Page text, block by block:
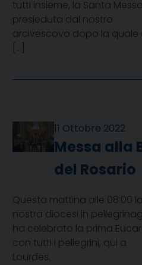
tutti insieme, la Santa
presieduta dal nostro
arcivescovo dopo la quale
[…]
11 Ottobre 2022
Messa alla
del Rosario
Questa mattina alle 08:00 la
nostra diocesi in
ha celebrato la prima
con tutti i pellegrini, qui a
Lourdes.